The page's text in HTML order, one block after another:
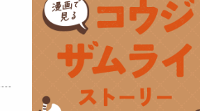
最大の機能を発揮出来るよう開発
しました。少しゆるく仕上がりま
したので初回ロット8,000本程度
を訳あり価格で提供します。品質
や栄養価には問題ありませんので
お早めにどうぞ・・・